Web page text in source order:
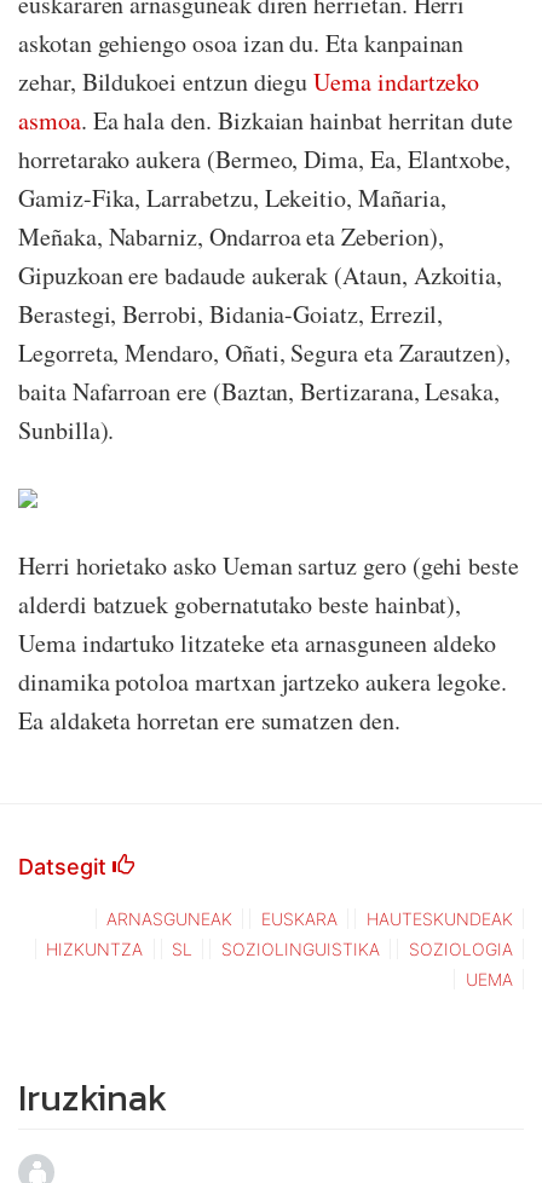
askotan gehiengo osoa izan du. Eta kanpainan
zehar, Bildukoei entzun dieguUema indartzeko
asmoa. Ea hala den. Bizkaian hainbat herritan dute
horretarako aukera (Bermeo, Dima, Ea, Elantxobe,
Gamiz-Fika, Larrabetzu, Lekeitio, Mañaria,
Meñaka, Nabarniz, Ondarroa eta Zeberion),
Gipuzkoan ere badaude aukerak (Ataun, Azkoitia,
Berastegi, Berrobi, Bidania-Goiatz, Errezil,
Legorreta, Mendaro, Oñati, Segura eta Zarautzen),
baita Nafarroan ere (Baztan, Bertizarana, Lesaka,
Sunbilla).
Herri horietako asko Ueman sartuz gero (gehi beste
alderdi batzuek gobernatutako beste hainbat),
Uema indartuko litzateke eta arnasguneen aldeko
dinamika potoloa martxan jartzeko aukera legoke.
Ea aldaketa horretan ere sumatzen den.
Datsegit
ARNASGUNEAK EUSKARA
HAUTESKUNDEAK
HIZKUNTZA
SL SOZIOLINGUISTIKA
SOZIOLOGIA
UEMA
Iruzkinak